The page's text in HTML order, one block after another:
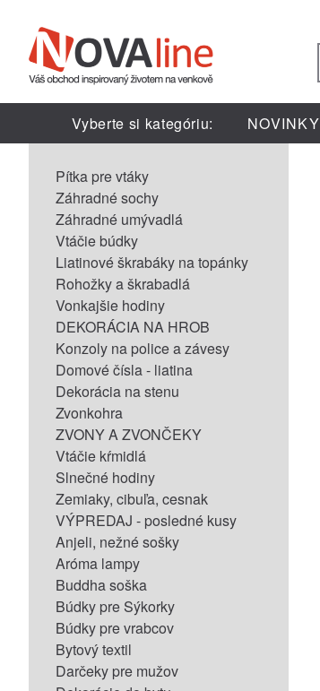
Vyberte si kategóriu: NOVINKY
Pítka pre vtáky
Záhradné sochy
Záhradné umývadlá
Vtáčie búdky
Liatinové škrabáky na topánky
Rohožky a škrabadlá
Vonkajšie hodiny
DEKORÁCIA NA HROB
Konzoly na police a závesy
Domové čísla - liatina
Dekorácia na stenu
Zvonkohra
ZVONY A ZVONČEKY
Vtáčie kŕmidlá
Slnečné hodiny
Zemiaky, cibuľa, cesnak
VÝPREDAJ - posledné kusy
Anjeli, nežné sošky
Aróma lampy
Buddha soška
Búdky pre Sýkorky
Búdky pre vrabcov
Bytový textil
Darčeky pre mužov